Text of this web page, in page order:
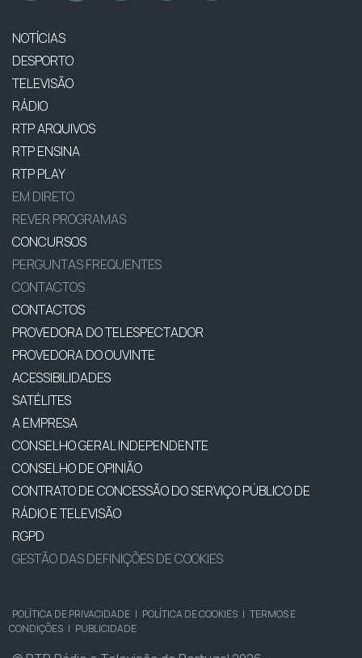
NOTÍCIAS
DESPORTO
TELEVISÃO
RÁDIO
RTP ARQUIVOS
RTP ENSINA
RTP PLAY
EM DIRETO
REVER PROGRAMAS
CONCURSOS
PERGUNTAS FREQUENTES
CONTACTOS
CONTACTOS
PROVEDORA DO TELESPECTADOR
PROVEDORA DO OUVINTE
ACESSIBILIDADES
SATÉLITES
A EMPRESA
CONSELHO GERAL INDEPENDENTE
CONSELHO DE OPINIÃO
CONTRATO DE CONCESSÃO DO SERVIÇO PÚBLICO DE
RÁDIO E TELEVISÃO
RGPD
GESTÃO DAS DEFINIÇÕES DE COOKIES
POLÍTICA DE PRIVACIDADE | POLÍTICA DE COOKIES | TERMOS E
CONDIÇÕES | PUBLICIDADE